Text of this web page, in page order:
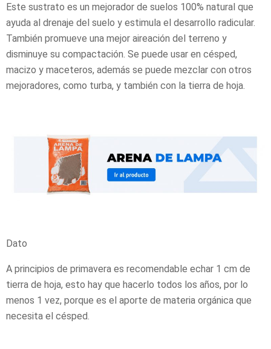
Este sustrato es un mejorador de suelos 100% natural que
ayuda al drenaje del suelo y estimula el desarrollo radicular.
También promueve una mejor aireación del terreno y
disminuye su compactación. Se puede usar en césped,
macizo y maceteros, además se puede mezclar con otros
mejoradores, como turba, y también con la tierra de hoja.
Dato
A principios de primavera es recomendable echar 1 cm de
tierra de hoja, esto hay que hacerlo todos los años, por lo
menos 1 vez, porque es el aporte de materia orgánica que
necesita el césped.